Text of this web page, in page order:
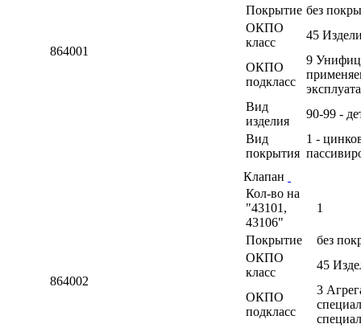
864001
Покрытие без
ОКПО
класс
45
ОКПО
подкласс
9
Вид
изделия
90-99 -
Вид
покрытия
1 -
864002
Клапан
Кол-во на
"43101,
43106"
1
Покрытие
без
ОКПО
класс
45
ОКПО
подкласс
3